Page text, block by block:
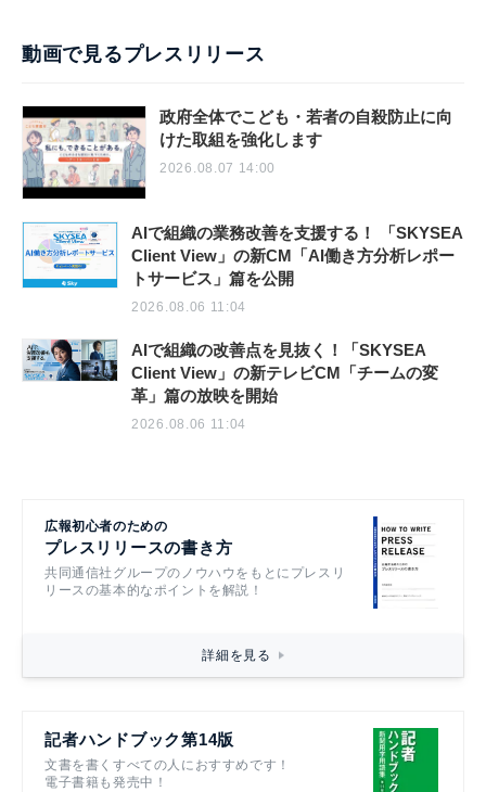
動画で見るプレスリリース
政府全体でこども・若者の自殺防止に向
けた取組を強化します
2026.08.07 14:00
AIで組織の業務改善を支援する！ 「SKYSEA
Client View」の新CM「AI働き方分析レポー
トサービス」篇を公開
2026.08.06 11:04
AIで組織の改善点を見抜く！「SKYSEA
Client View」の新テレビCM「チームの変
革」篇の放映を開始
2026.08.06 11:04
広報初心者のための
プレスリリースの書き方
共同通信社グループのノウハウをもとにプレスリ
リースの基本的なポイントを解説！
詳細を見る
記者ハンドブック第14版
文書を書くすべての人におすすめです！
電子書籍も発売中！